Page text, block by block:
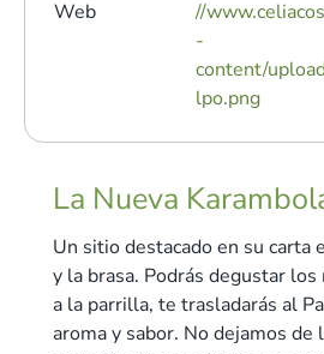
Web
//
-
content/
lpo.png
La Nueva
Un sitio destacado en su carta
y la brasa. Podrás degustar
a la parrilla, te trasladarás al
aroma y sabor. No dejamos de